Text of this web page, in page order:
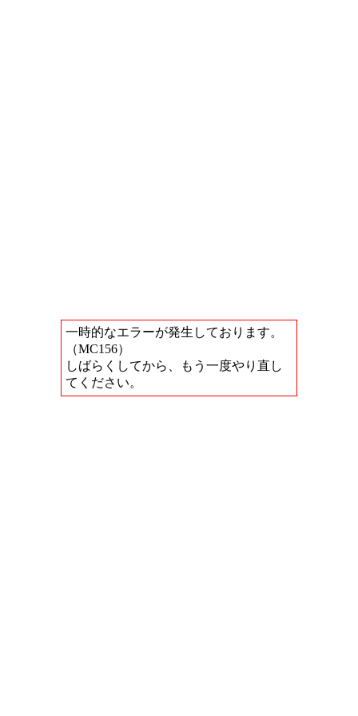
一時的なエラーが発生しております。
（MC156）
しばらくしてから、もう一度やり直し
てください。